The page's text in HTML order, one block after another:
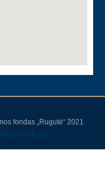
fondas „Rugutė“ 2021